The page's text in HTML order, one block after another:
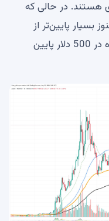
در حالی که
روزه و 200 روزه هنوز بسیار پایین‌تر از
قیمت فعلی هستند، میانگین 50 روزه در 500 دلار پایین